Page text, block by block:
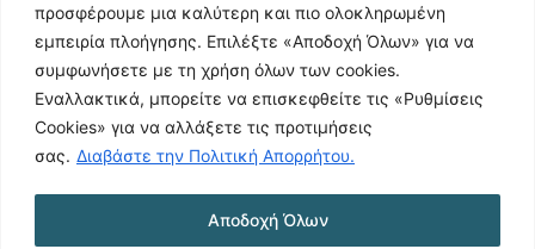
προσφέρουμε μια καλύτερη και πιο ολοκληρωμένη
εμπειρία πλοήγησης. Επιλέξτε «Αποδοχή Όλων» για να
συμφωνήσετε με τη χρήση όλων των cookies.
Εναλλακτικά, μπορείτε να επισκεφθείτε τις «Ρυθμίσεις
Cookies» για να αλλάξετε τις προτιμήσεις
σας. Διαβάστε την Πολιτική Απορρήτου.
Αποδοχή Όλων
ΑΚΟΛΟΥΘΗΣΕ ΜΑΣ
Όροι Χρήσης